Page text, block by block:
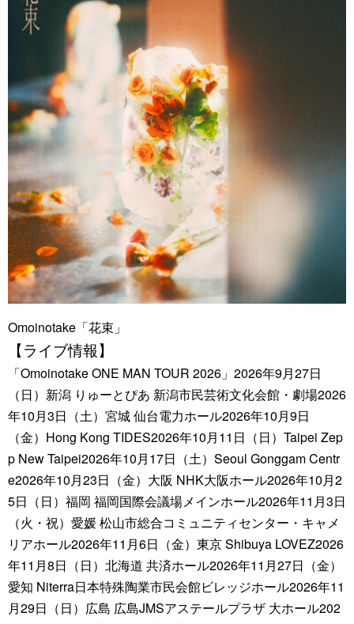
Omoinotake「花束」
【ライブ情報】
「Omoinotake ONE MAN TOUR 2026」2026年9月27日
（日）新潟 りゅーとぴあ 新潟市民芸術文化会館・劇場2026
年10月3日（土）宮城 仙台電力ホール2026年10月9日
（金）Hong Kong TIDES2026年10月11日（日）Taipei Zep
p New Taipei2026年10月17日（土）Seoul Gonggam Centr
e2026年10月23日（金）大阪 NHK大阪ホール2026年10月2
5日（日）福岡 福岡国際会議場メインホール2026年11月3日
（火・祝）愛媛 松山市総合コミュニティセンター・キャメ
リアホール2026年11月6日（金）東京 Shibuya LOVEZ2026
年11月8日（日）北海道 共済ホール2026年11月27日（金）
愛知 Niterra日本特殊陶業市民会館ビレッジホール2026年11
月29日（日）広島 広島JMSアステールプラザ 大ホール202